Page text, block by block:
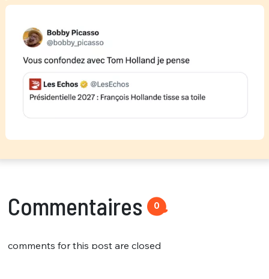
Commentaires 0
comments for this post are closed